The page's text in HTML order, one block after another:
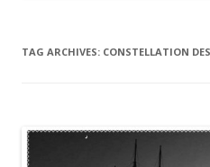
TAG ARCHIVES: CONSTELLATION